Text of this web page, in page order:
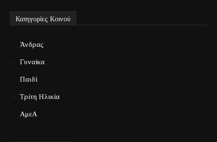
Κατηγορίες Κοινού
Άνδρας
Γυναίκα
Παιδί
Τρίτη Ηλικία
ΑμεΑ